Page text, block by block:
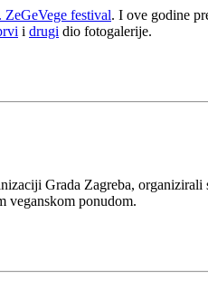
ZeGeVege festival. I ove godine
i drugi dio fotogalerije.
Grada Zagreba, organizirali
veganskom ponudom.